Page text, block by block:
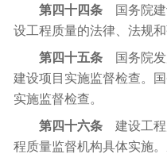
第四十四条 国务院建
设工程质量的法律、法规
第四十五条 国务院发
建设项目实施监督检查。
实施监督检查。
第四十六条 建设工程
程质量监督机构具体实施